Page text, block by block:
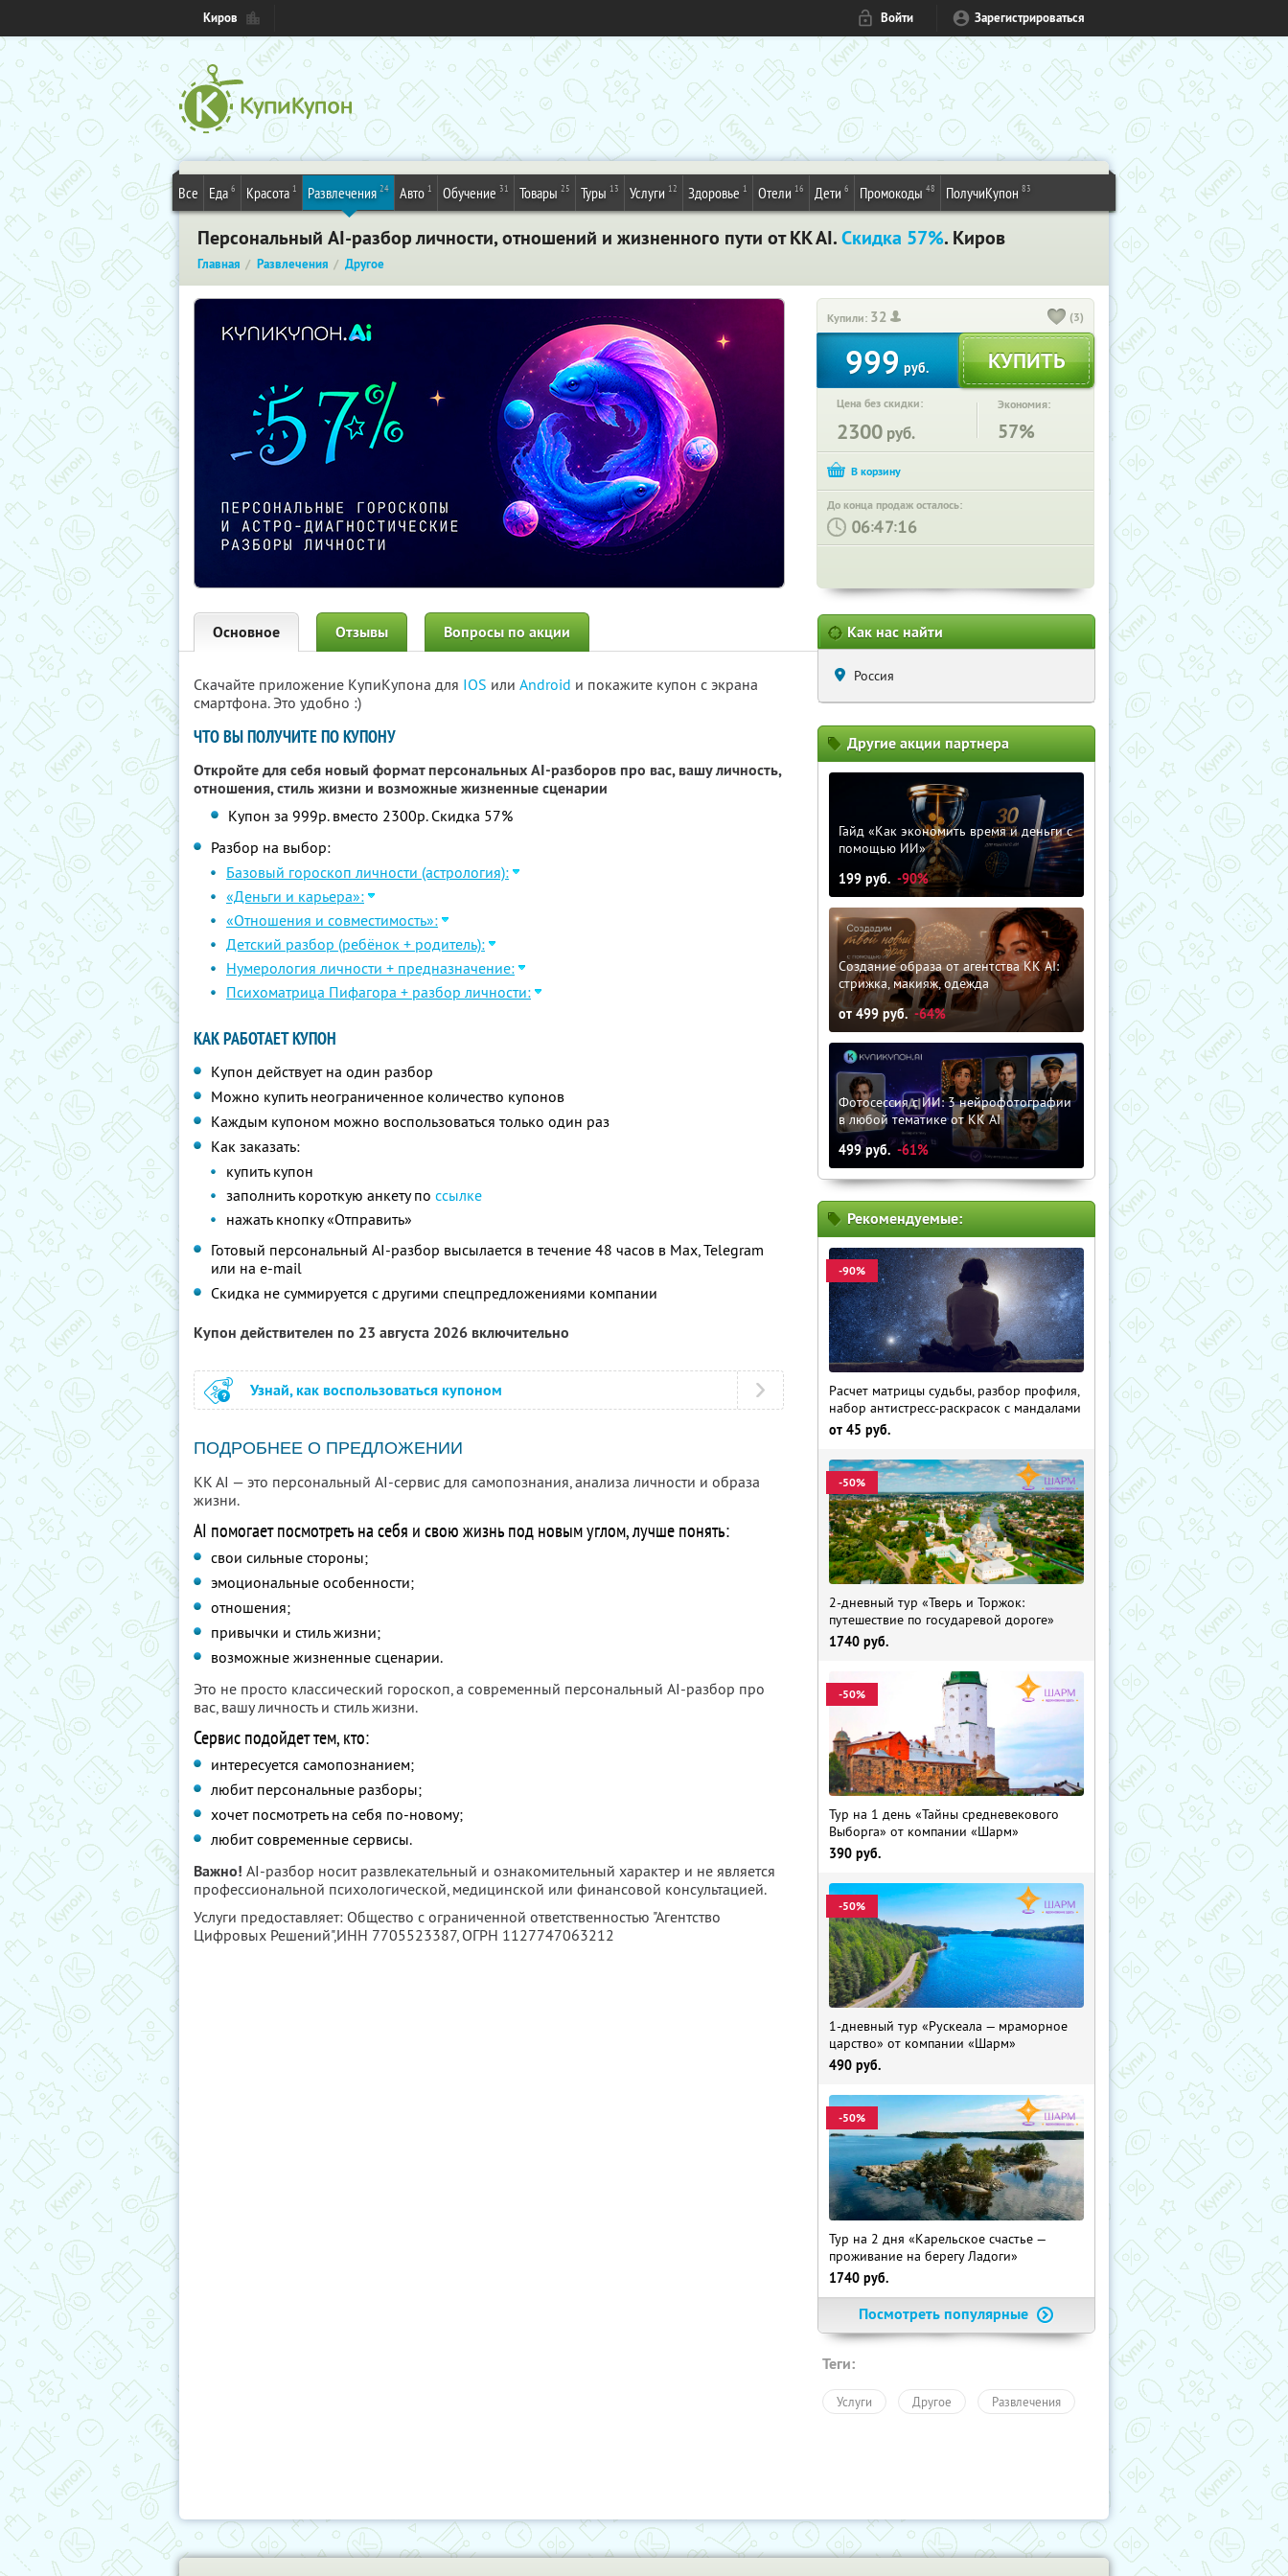
Киров Войти Зарегистрироваться
Все Еда 6 Красота 1 Развлечения 24 Авто 1 Обучение 31 Товары 25 Туры 13 Услуги 12 Здоровье 1 Отели 16 Дети 6 Промокоды 48 ПолучиКупон 83
Персональный AI-разбор личности, отношений и жизненного пути от KK AI.Скидка 57%. Киров
Главная Развлечения Другое
Купили: 32 (3)
999 руб.
Цена без скидки:
2300 руб.
Экономия:
57%
До конца продаж осталось:
: :
Основное Отзывы Вопросы по акции
Скачайте приложение КупиКупона для IOS или Android и покажите купон с экрана
смартфона. Это удобно :)
ЧТО ВЫ ПОЛУЧИТЕ ПО КУПОНУ
Откройте для себя новый формат персональных AI-разборов про вас, вашу личность,
отношения, стиль жизни и возможные жизненные сценарии
Купон за 999р. вместо 2300р. Скидка 57%
Разбор на выбор:
Базовый гороскоп личности (астрология):
«Деньги и карьера»:
«Отношения и совместимость»:
Детский разбор (ребёнок + родитель):
Нумерология личности + предназначение:
Психоматрица Пифагора + разбор личности:
КАК РАБОТАЕТ КУПОН
Купон действует на один разбор
Можно купить неограниченное количество купонов
Каждым купоном можно воспользоваться только один раз
Как заказать:
купить купон
заполнить короткую анкету по ссылке
нажать кнопку «Отправить»
Готовый персональный AI-разбор высылается в течение 48 часов в Max, Telegram
или на e-mail
Скидка не суммируется с другими спецпредложениями компании
Купон действителен по 23 августа 2026 включительно
Узнай, как воспользоваться купоном
ПОДРОБНЕЕ О ПРЕДЛОЖЕНИИ
KK AI — это персональный AI-сервис для самопознания, анализа личности и образа
жизни.
AI помогает посмотреть на себя и свою жизнь под новым углом, лучше понять:
свои сильные стороны;
эмоциональные особенности;
отношения;
привычки и стиль жизни;
возможные жизненные сценарии.
Это не просто классический гороскоп, а современный персональный AI-разбор про
вас, вашу личность и стиль жизни.
Сервис подойдет тем, кто:
интересуется самопознанием;
любит персональные разборы;
хочет посмотреть на себя по-новому;
любит современные сервисы.
Важно! AI-разбор носит развлекательный и ознакомительный характер и не является
профессиональной психологической, медицинской или финансовой консультацией.
Услуги предоставляет: Общество с ограниченной ответственностью "Агентство
Цифровых Решений",ИНН 7705523387, ОГРН 1127747063212
Как нас найти
Россия
Другие акции партнера
Гайд «Как экономить время и деньги с
помощью ИИ»
199 руб. -90%
Создание образа от агентства KK AI:
стрижка, макияж, одежда
от 499 руб. -64%
Фотосессия с ИИ: 3 нейрофотографии
в любой тематике от KK AI
499руб. -61%
Рекомендуемые:
-90%
Расчет матрицы судьбы, разбор профиля,
набор антистресс-раскрасок с мандалами
от 45 руб.
-50%
2-дневный тур «Тверь и Торжок:
путешествие по государевой дороге»
1740 руб.
-50%
Тур на 1 день «Тайны средневекового
Выборга» от компании «Шарм»
390 руб.
-50%
1-дневный тур «Рускеала — мраморное
царство» от компании «Шарм»
490 руб.
-50%
Тур на 2 дня «Карельское счастье —
проживание на берегу Ладоги»
1740 руб.
Посмотреть популярные
Теги:
Услуги Другое Развлечения